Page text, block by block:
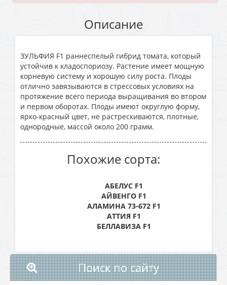
Описание
ЗУЛЬФИЯ F1 раннеспелый гибрид томата, который
устойчив к кладоспориозу. Растение имеет мощную
корневую систему и хорошую силу роста. Плоды
отлично завязываются в стрессовых условиях на
протяжение всего периода выращивания во втором
и первом оборотах. Плоды имеют округлую форму,
ярко-красный цвет, не растрескиваются, плотные,
однородные, массой около 200 грамм.
Похожие сорта:
АБЕЛУС F1
АЙВЕНГО F1
АЛАМИНА 73-672 F1
АТТИЯ F1
БЕЛЛАВИЗА F1
Поиск по сайту